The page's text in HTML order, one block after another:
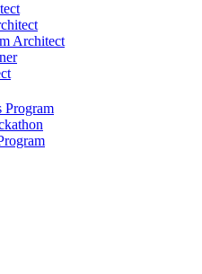
Architect
Program